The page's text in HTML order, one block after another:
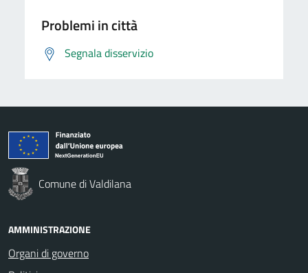
Problemi in città
Segnala disservizio
Comune di Valdilana
AMMINISTRAZIONE
Organi di governo